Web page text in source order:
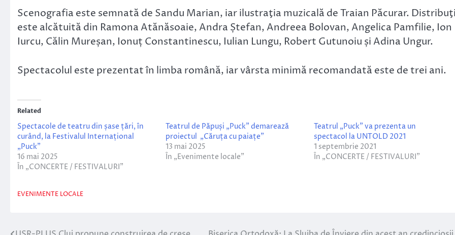
Scenografia este semnată de Sandu Marian, iar ilustraţia muzicală de Traian Păcurar.
este alcătuită din Ramona Atănăsoaie, Andra Ștefan, Andreea Bolovan, Angelica Pamfilie, Ion
Iurcu, Călin Mureșan, Ionuț Constantinescu, Iulian Lungu, Robert Gutunoiu și Adina Ungur.
Spectacolul este prezentat în limba română, iar vârsta minimă recomandată este de trei ani.
Related
Spectacole de teatru din șase țări, în
curând, la Festivalul Internațional
„Puck”
16 mai 2025
În „CONCERTE / FESTIVALURI”
Teatrul de Păpuși „Puck” demarează
proiectul „Căruța cu paiațe”
13 mai 2025
În „Evenimente locale”
Teatrul „Puck” va prezenta un
spectacol la UNTOLD 2021
1 septembrie 2021
În „CONCERTE / FESTIVALURI”
EVENIMENTE LOCALE